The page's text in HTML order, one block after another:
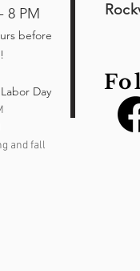
8 PM
before
Day
and fall